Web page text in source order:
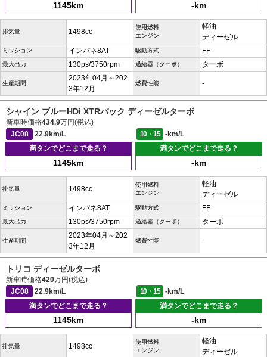
1145km -km
排気量 1498cc
使用燃料
エンジン
軽油
ディーゼル
ミッション インパネ8AT 駆動方式 FF
最大出力 130ps/3750rpm 過給器（ターボ） ターボ
生産期間
2023年04月～202
3年12月
燃費性能 -
シャイン ブルーHDi XTRパック ディーゼルターボ
新車時価格434.9万円(税込)
JC08
22.9km/L 10・15
-km/L
満タンでどこまで走る？
1145km
満タンでどこまで走る？
-km
排気量 1498cc
使用燃料
エンジン
軽油
ディーゼル
ミッション インパネ8AT 駆動方式 FF
最大出力 130ps/3750rpm 過給器（ターボ） ターボ
生産期間
2023年04月～202
3年12月
燃費性能 -
トリコ ディーゼルターボ
新車時価格420万円(税込)
JC08
22.9km/L 10・15
-km/L
満タンでどこまで走る？
1145km
満タンでどこまで走る？
-km
排気量 1498cc
使用燃料
エンジン
軽油
ディーゼル